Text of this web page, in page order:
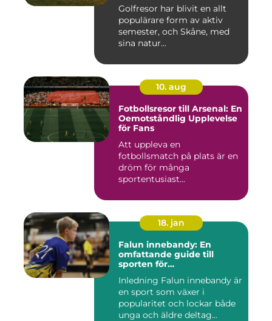
Golfresor har blivit en allt
populärare form av aktiv
semester, och Skåne, med
sina natur...
10. aug
Fotbollsresor till Arsenal: En
Oemotståndlig Upplevelse
för Fans
Att uppleva en
fotbollsmatch på plats är en
dröm för många
sportentusiast...
18. jan
Falun innebandy: En
omfattande guide till
sporten för
Inledning Falun innebandy är
en sport som växer i
popularitet och lockar både
unga och äldre deltag...